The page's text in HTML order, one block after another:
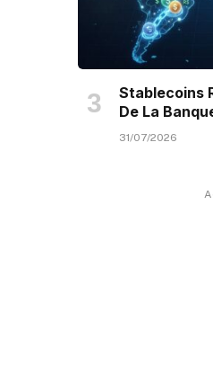
Stablecoins
De La
31/07/2026